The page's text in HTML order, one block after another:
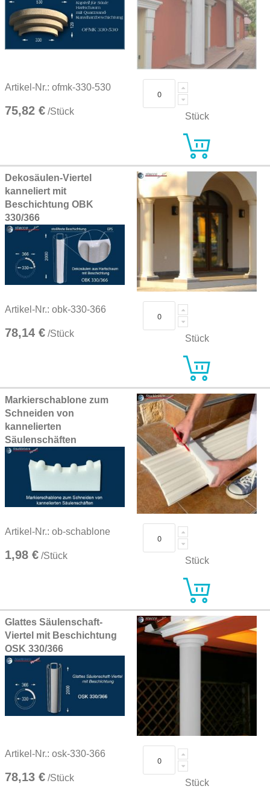
Artikel-Nr.: ofmk-330-530
75,82 € /Stück Stück
Dekosäulen-Viertel
kanneliert mit
Beschichtung OBK
330/366
Artikel-Nr.: obk-330-366
78,14 € /Stück Stück
Markierschablone zum
Schneiden von
kannelierten
Säulenschäften
Artikel-Nr.: ob-schablone
1,98 € /Stück Stück
Glattes Säulenschaft-
Viertel mit Beschichtung
OSK 330/366
Artikel-Nr.: osk-330-366
78,13 € /Stück Stück